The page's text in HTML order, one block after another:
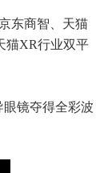
东商智、天猫
猫XR行业双平
眼镜夺得全彩波